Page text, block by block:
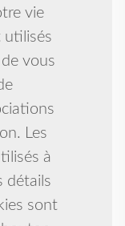
vie
utilisés
vous
Les
à
détails
sont
1
kobudo, arts